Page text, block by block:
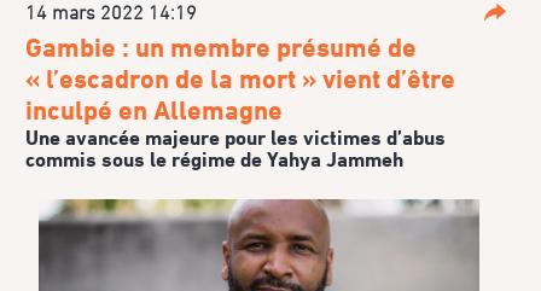
14 mars 2022 14:19
Gambie : un membre présumé de
« l’escadron de la mort » vient d’être
inculpé en Allemagne
Une avancée majeure pour les victimes d’abus
commis sous le régime de Yahya Jammeh